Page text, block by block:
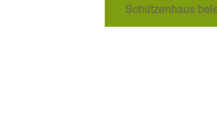
Schützenhaus